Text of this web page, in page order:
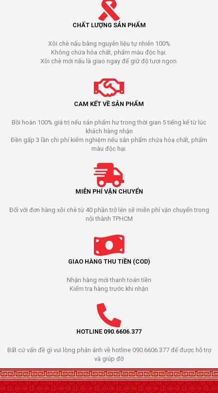
CHẤT LƯỢNG SẢN PHẨM
Xôi chè nấu bằng nguyên liệu tự nhiên 100%
Không chứa hóa chất, phẩm màu độc hại.
Xôi chè mới nấu là giao ngay để giữ độ tươi ngon.
CAM KẾT VỀ SẢN PHẨM
Bồi hoàn 100% giá trị nếu sản phẩm hư trong thời gian 5 tiếng kể từ lúc
khách hàng nhận
Đền gấp 3 lần chi phí kiểm nghiệm nếu sản phẩm chứa hóa chất, phẩm
màu độc hại.
MIỄN PHÍ VẬN CHUYỂN
Đối với đơn hàng xôi chè từ 40 phần trở lên sẽ miễn phí vận chuyển trong
nội thành TPHCM
GIAO HÀNG THU TIỀN (COD)
Nhận hàng mới thanh toán tiền
Kiểm tra hàng trước khi nhận
HOTLINE 090.6606.377
Bất cứ vấn đề gì vui lòng phản ảnh về hotline 090.6606.377 để được hỗ trợ
và giúp đỡ